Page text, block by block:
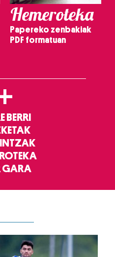
Hemeroteka
Papereko zenbakiak
PDF formatuan
BERRI
GARA